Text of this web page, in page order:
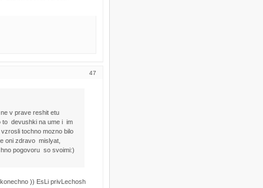
47
v prave reshit etu
to devushki na ume i im
tochno mozno bilo
oni zdravo mislyat,
pogovoru so svoimi:)
)) EsLi privLechosh